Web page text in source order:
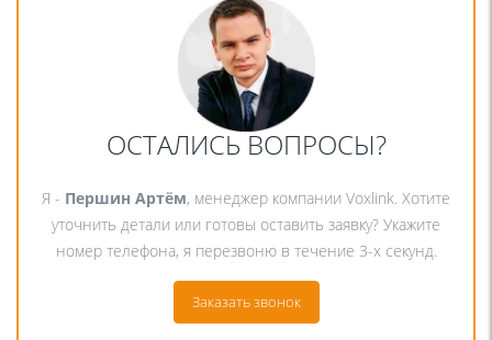
ОСТАЛИСЬ ВОПРОСЫ?
Я - Першин Артём, менеджер компании Voxlink. Хотите
уточнить детали или готовы оставить заявку? Укажите
номер телефона, я перезвоню в течение 3-х секунд.
Заказать звонок